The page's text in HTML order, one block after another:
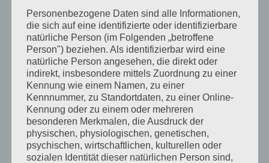
August 2020
Juli 2020
Juni 2020
Mai 2020
April 2020
März 2020
Februar 2020
Personenbezogene Daten sind alle Informationen,
die sich auf eine identifizierte oder identifizierbare
natürliche Person (im Folgenden „betroffene
Person") beziehen. Als identifizierbar wird eine
natürliche Person angesehen, die direkt oder
indirekt, insbesondere mittels Zuordnung zu einer
Kennung wie einem Namen, zu einer
Kennnummer, zu Standortdaten, zu einer Online-
Kennung oder zu einem oder mehreren
besonderen Merkmalen, die Ausdruck der
physischen, physiologischen, genetischen,
psychischen, wirtschaftlichen, kulturellen oder
sozialen Identität dieser natürlichen Person sind,